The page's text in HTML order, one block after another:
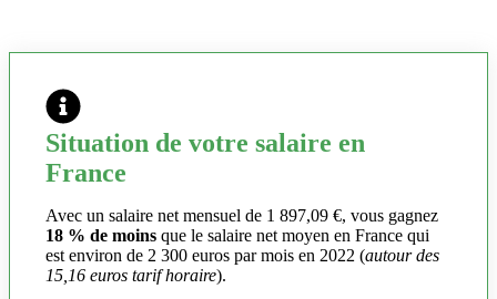
Situation de votre salaire en
France
Avec un salaire net mensuel de 1 897,09 €, vous gagnez
18 % de moins que le salaire net moyen en France qui
est environ de 2 300 euros par mois en 2022 (autour des
15,16 euros tarif horaire).